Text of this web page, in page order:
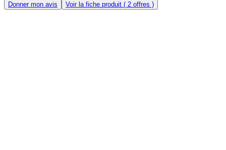
Donner mon avis Voir la fiche produit ( 2 offres )